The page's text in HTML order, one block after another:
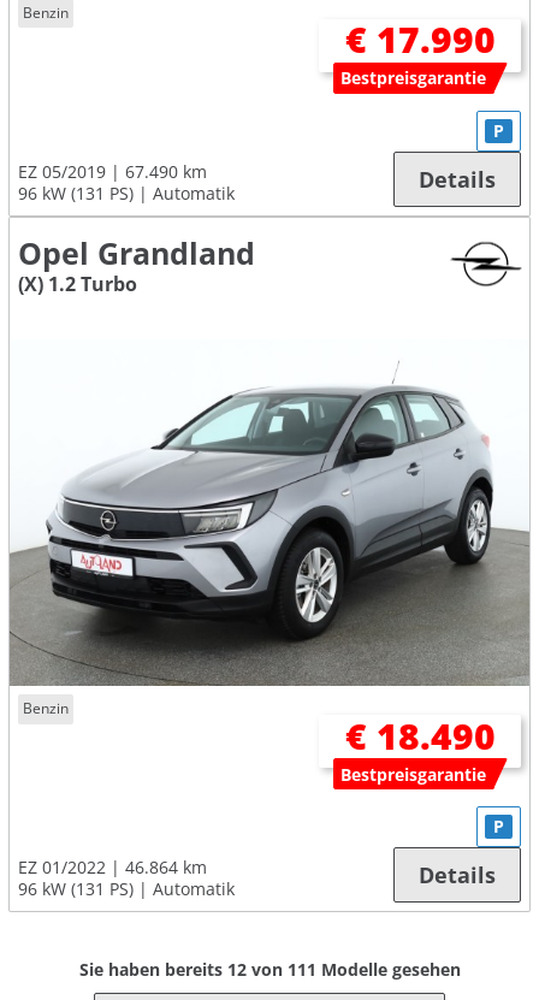
Benzin
€ 17.990
Bestpreisgarantie
EZ 05/2019
67.490 km
96 kW (131 PS)
Automatik
P
Details
Opel Grandland
(X) 1.2 Turbo
Benzin
€ 18.490
Bestpreisgarantie
EZ 01/2022
46.864 km
96 kW (131 PS)
Automatik
P
Details
Sie haben bereits 12von 111 Modelle gesehen